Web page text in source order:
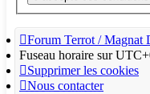
Forum Terrot / Magnat
Fuseau horaire sur
Supprimer les cookies
Nous contacter